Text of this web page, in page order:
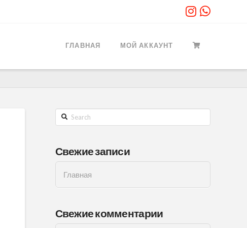
ГЛАВНАЯ МОЙ АККАУНТ
Search
Свежие записи
Главная
Свежие комментарии